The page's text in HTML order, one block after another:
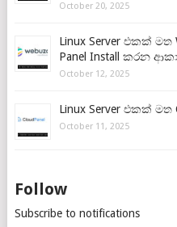
October 20, 2025
Linux Server එකක් මත
Panel Install කරන
October 12, 2025
Linux Server එකක් මත
October 11, 2025
Follow
Subscribe to notifications